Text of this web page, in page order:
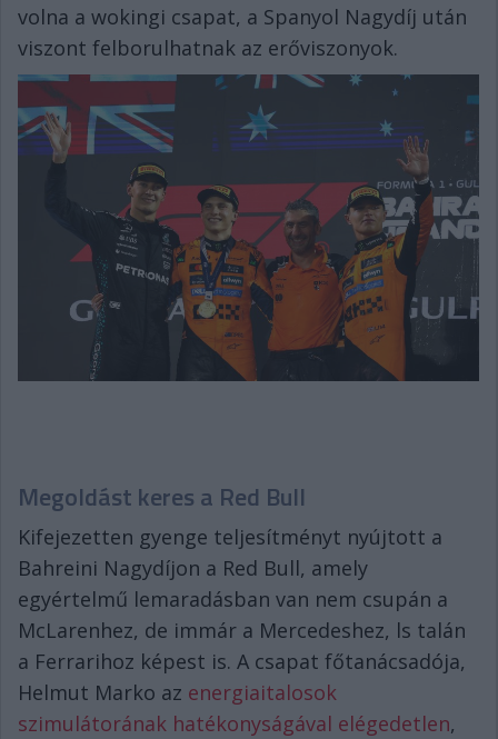
volna a wokingi csapat, a Spanyol Nagydíj után
viszont felborulhatnak az erőviszonyok.
Megoldást keres a Red Bull
Kifejezetten gyenge teljesítményt nyújtott a
Bahreini Nagydíjon a Red Bull, amely
egyértelmű lemaradásban van nem csupán a
McLarenhez, de immár a Mercedeshez, ls talán
a Ferrarihoz képest is. A csapat főtanácsadója,
Helmut Marko az energiaitalosok
szimulátorának hatékonyságával elégedetlen,